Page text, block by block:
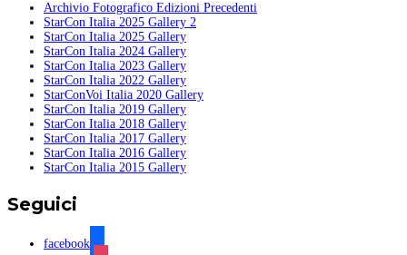
Archivio Fotografico Edizioni Precedenti
StarCon Italia 2025 Gallery 2
StarCon Italia 2025 Gallery
StarCon Italia 2024 Gallery
StarCon Italia 2023 Gallery
StarCon Italia 2022 Gallery
StarConVoi Italia 2020 Gallery
StarCon Italia 2019 Gallery
StarCon Italia 2018 Gallery
StarCon Italia 2017 Gallery
StarCon Italia 2016 Gallery
StarCon Italia 2015 Gallery
Seguici
facebook